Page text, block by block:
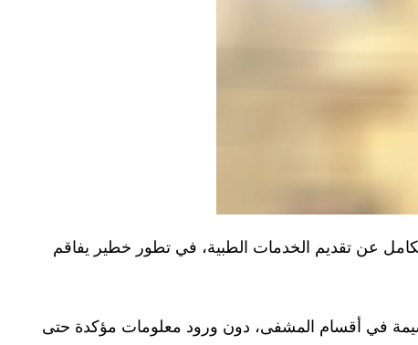
عن تقديم الخدمات الطبية، في تطور خطير يفاقم
في أقسام المشفى، دون ورود معلومات مؤكدة حتى